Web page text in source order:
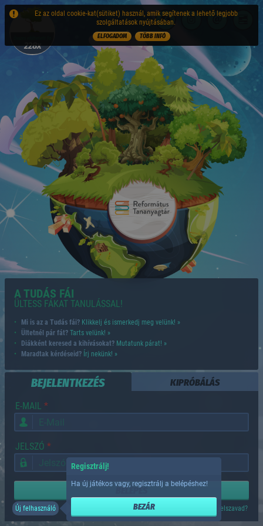
Ez az oldal cookie-kat(sütiket) használ, amik segítenek a lehető legjobb
szolgáltatások nyújtásában.
ELFOGADOM TÖBB INFÓ
228
A TUDÁS FÁI
ÜLTESS FÁKAT TANULÁSSAL!
Mi is az a Tudás fái? Klikkelj és ismerkedj meg velünk! »
Ültetnél pár fát? Tarts velünk! »
Diákként keresed a kihívásokat? Mutatunk párat! »
Maradtak kérdéseid? Írj nekünk! »
BEJELENTKEZÉS KIPRÓBÁLÁS
E-MAIL
JELSZÓ
BELÉPÉS
Új felhasználó Elfelejtetted a jelszavad?
Regisztrálj!
Ha új játékos vagy, regisztrálj a belépéshez!
BEZÁR